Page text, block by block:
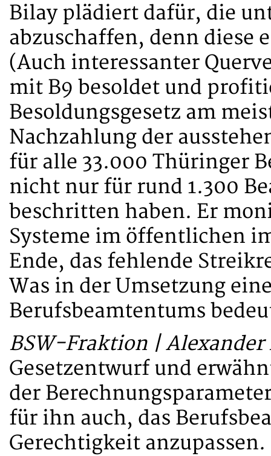
Bilay plädiert dafür, die
abzuschaffen, denn diese
(Auch interessanter
mit B9 besoldet und
Besoldungsgesetz am
Nachzahlung der
für alle 33.000 Thüringer
nicht nur für rund 1.300
beschritten haben. Er
Systeme im öffentlichen
Ende, das fehlende
Was in der Umsetzung
Berufsbeamtentums
BSW-Fraktion |
Gesetzentwurf und
der
für ihn auch, das
Gerechtigkeit anzupassen.